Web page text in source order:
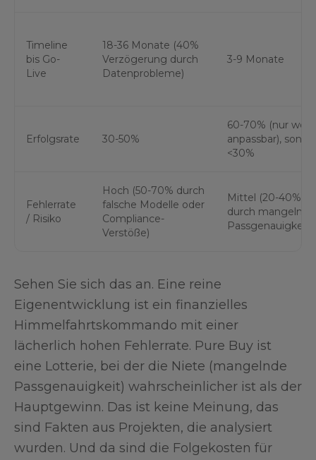
Timeline
bis Go-
Live
18-36 Monate (40%
Verzögerung durch
Datenprobleme)
3-9 Monate
Erfolgsrate 30-50%
60-70% (nur
anpassbar), sonst
<30%
Fehlerrate
/ Risiko
Hoch (50-70% durch
falsche Modelle oder
Compliance-
Verstöße)
Mittel (20-40%
durch mangelnde
Passgenauigkeit)
Sehen Sie sich das an. Eine reine
Eigenentwicklung ist ein finanzielles
Himmelfahrtskommando mit einer
lächerlich hohen Fehlerrate. Pure Buy ist
eine Lotterie, bei der die Niete (mangelnde
Passgenauigkeit) wahrscheinlicher ist als der
Hauptgewinn. Das ist keine Meinung, das
sind Fakten aus Projekten, die analysiert
wurden. Und da sind die Folgekosten für